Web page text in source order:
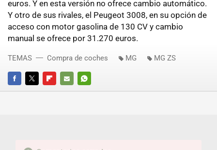
euros. Y en esta versión no ofrece cambio automático.
Y otro de sus rivales, el Peugeot 3008, en su opción de
acceso con motor gasolina de 130 CV y cambio
manual se ofrece por 31.270 euros.
FACEBOOKTWITTERFLIPBOARD
E-
WHATSAPP
TEMAS Compra de coches MG MG ZS